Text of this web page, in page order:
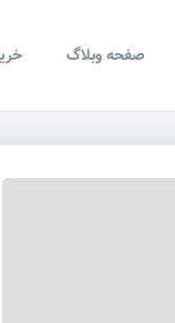
صفحه وبلاگ